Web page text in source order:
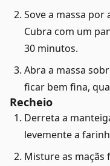
Sove a massa
Cubra com um
30 minutos.
Abra a massa
ficar bem fina,
Recheio
Derreta a
levemente a
Misture as maçãs